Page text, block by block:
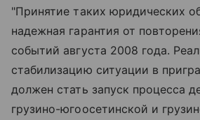
"Принятие таких юридических
надежная гарантия от
событий августа 2008 года.
стабилизацию ситуации в
должен стать запуск процесса
грузино-югоосетинской и